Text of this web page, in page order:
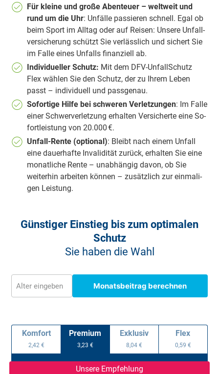
Welche Invaliditätssumme passt zu mir?
Leistungsübersicht
Wichtige Gründe
Gliedertaxe
Leistungsbereiche
Häufige Fragen
Produktunterlagen
Für kleine und große Abenteuer – welt­weit und
rund um die Uhr: Un­fäl­le pas­sie­ren schnell. Egal ob
beim Sport im Alltag oder auf Rei­sen: Unsere Un­fall­
ver­si­che­rung schützt Sie verlässlich und sichert Sie
im Falle eines Unfalls finanziell ab.
Individueller Schutz: Mit dem DFV-UnfallSchutz
Flex wählen Sie den Schutz, der zu Ihrem Leben
passt – individuell und passgenau.
So­for­ti­ge Hilfe bei schwe­ren Ver­let­zun­gen: Im Falle
einer Schwer­ver­let­zung er­hal­ten Ver­si­cher­te eine So­
fort­leis­tung von 20.000 €.
Un­fall-Ren­te (op­tio­nal): Bleibt nach ein­em Un­fall
eine dauer­hafte Invalidität zurück, erhalten Sie eine
monat­liche Ren­te – unabhängig davon, ob Sie
weiter­hin arbeiten können – zu­sätz­lich zur ein­ma­li­
gen Leis­tung.
Günstiger Einstieg bis zum optimalen
Schutz
Sie haben die Wahl
Alter eingeben Monatsbeitrag berechnen
Komfort
2,42 €
Premium
3,23 €
Exklusiv
8,04 €
Flex
0,59 €
Unsere Empfehlung